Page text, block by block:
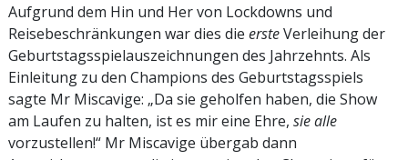
Aufgrund dem Hin und Her von Lockdowns und
Reisebeschränkungen war dies die ersteVerleihung der
Geburtstagsspielauszeichnungen des Jahrzehnts. Als
Einleitung zu den Champions des Geburtstagsspiels
sagte Mr Miscavige: „Da sie geholfen haben, die Show
am Laufen zu halten, ist es mir eine Ehre, sie alle
vorzustellen!“ Mr Miscavige übergab dann